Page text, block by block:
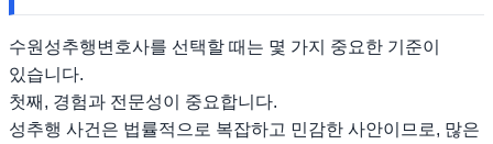
수원성추행변호사를 선택할 때는 몇 가지 중요한 기준이
있습니다.
첫째, 경험과 전문성이 중요합니다.
성추행 사건은 법률적으로 복잡하고 민감한 사안이므로, 많은